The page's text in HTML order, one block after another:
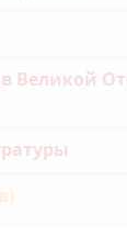
Великой